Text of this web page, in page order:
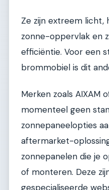
Ze zijn extreem licht,
zonne-oppervlak en
efficiëntie. Voor een
brommobiel is dit
Merken zoals AIXAM
momenteel geen
zonnepaneelopties
aftermarket-
zonnepanelen die je
of monteren. Deze
gespecialiseerde